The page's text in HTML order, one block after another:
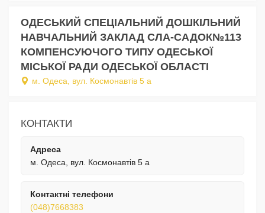
ОДЕСЬКИЙ СПЕЦІАЛЬНИЙ ДОШКІЛЬНИЙ
НАВЧАЛЬНИЙ ЗАКЛАД СЛА-САДОК№113
КОМПЕНСУЮЧОГО ТИПУ ОДЕСЬКОЇ
МІСЬКОЇ РАДИ ОДЕСЬКОЇ ОБЛАСТІ
м. Одеса, вул. Космонавтів 5 а
КОНТАКТИ
Адреса
м. Одеса, вул. Космонавтів 5 а
Контактні телефони
(048)7668383